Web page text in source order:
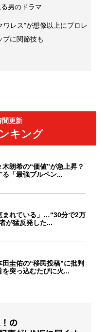
男のドラマ
ワレス”が想像以上にプロレ
プに関節技も
間更新
キング
朗希の“価値”が急上昇？
る「最強ブルペン...
まれている」…“30分で2万
が猛反発した...
田圭佑の“移民投稿”に批判
突っ込むたびに火...